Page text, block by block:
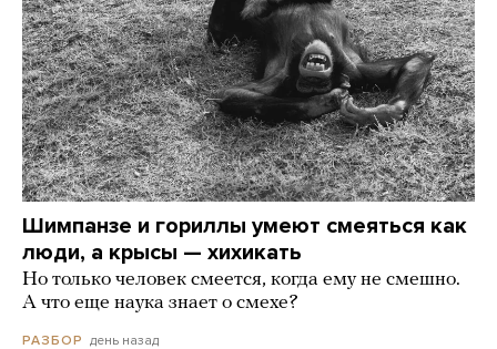
Шимпанзе и гориллы умеют смеяться как
люди, а крысы — хихикать
Но только человек смеется, когда ему не смешно.
А что еще наука знает о смехе?
РАЗБОР день назад